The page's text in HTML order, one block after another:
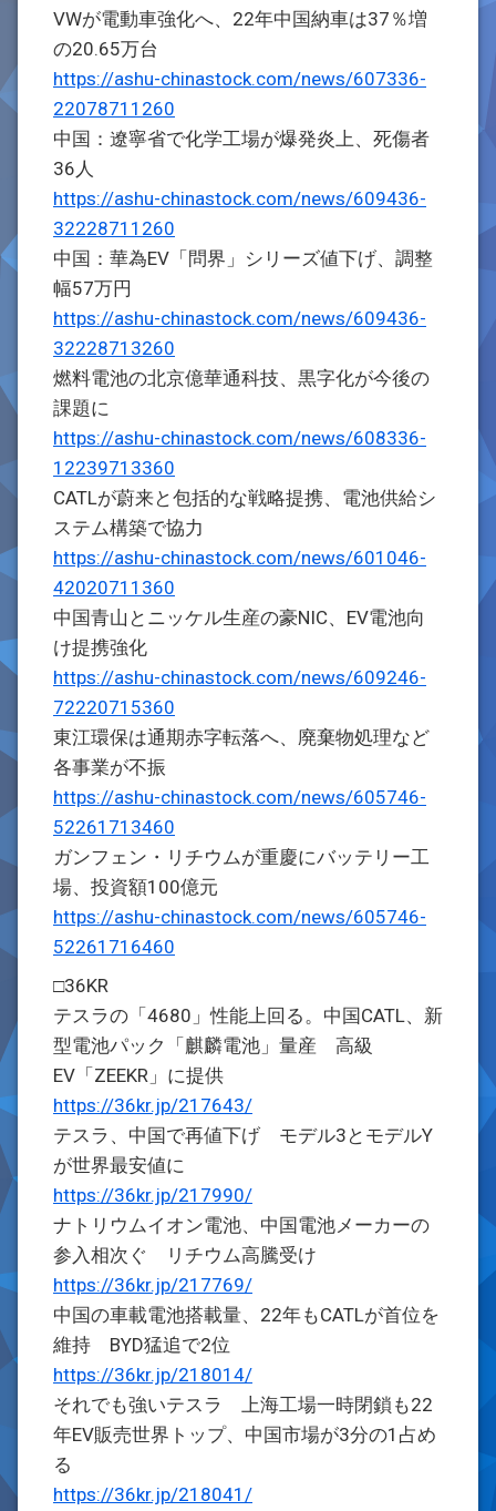
VWが電動車強化へ、22年中国納車は37％増
の20.65万台
https://ashu-chinastock.com/news/607336-
22078711260
中国：遼寧省で化学工場が爆発炎上、死傷者
36人
https://ashu-chinastock.com/news/609436-
32228711260
中国：華為EV「問界」シリーズ値下げ、調整
幅57万円
https://ashu-chinastock.com/news/609436-
32228713260
燃料電池の北京億華通科技、黒字化が今後の
課題に
https://ashu-chinastock.com/news/608336-
12239713360
CATLが蔚来と包括的な戦略提携、電池供給シ
ステム構築で協力
https://ashu-chinastock.com/news/601046-
42020711360
中国青山とニッケル生産の豪NIC、EV電池向
け提携強化
https://ashu-chinastock.com/news/609246-
72220715360
東江環保は通期赤字転落へ、廃棄物処理など
各事業が不振
https://ashu-chinastock.com/news/605746-
52261713460
ガンフェン・リチウムが重慶にバッテリー工
場、投資額100億元
https://ashu-chinastock.com/news/605746-
52261716460
□36KR
テスラの「4680」性能上回る。中国CATL、新
型電池パック「麒麟電池」量産 高級
EV「ZEEKR」に提供
https://36kr.jp/217643/
テスラ、中国で再値下げ モデル3とモデルY
が世界最安値に
https://36kr.jp/217990/
ナトリウムイオン電池、中国電池メーカーの
参入相次ぐ リチウム高騰受け
https://36kr.jp/217769/
中国の車載電池搭載量、22年もCATLが首位を
維持 BYD猛追で2位
https://36kr.jp/218014/
それでも強いテスラ 上海工場一時閉鎖も22
年EV販売世界トップ、中国市場が3分の1占め
る
https://36kr.jp/218041/